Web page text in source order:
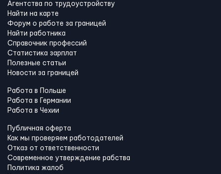
Агентства по трудоустройству
Найти на карте
Форум о работе за границей
Найти работника
Справочник профессий
Статистика зарплат
Полезные статьи
Новости за границей
Работа в Польше
Работа в Германии
Работа в Чехии
Публичная оферта
Как мы проверяем работодателей
Отказ от ответственности
Современное утверждение рабства
Политика жалоб